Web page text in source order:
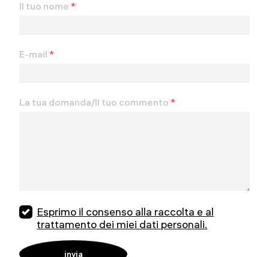
Il tuo nome *
E-mail *
La tua domanda/Il tuo commento *
Esprimo il consenso alla raccolta e al
trattamento dei miei dati personali.